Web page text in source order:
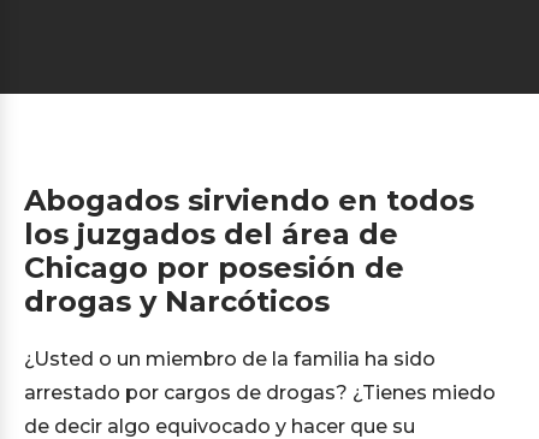
Abogados sirviendo en todos
los juzgados del área de
Chicago por posesión de
drogas y Narcóticos
¿Usted o un miembro de la familia ha sido
arrestado por cargos de drogas? ¿Tienes miedo
de decir algo equivocado y hacer que su